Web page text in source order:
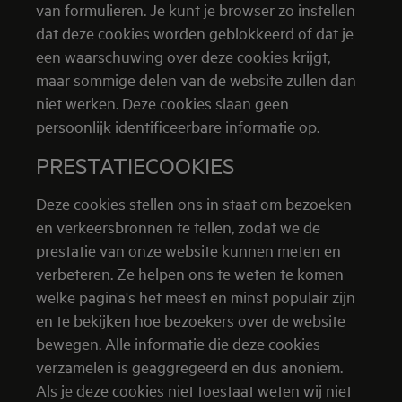
van formulieren. Je kunt je browser zo instellen
dat deze cookies worden geblokkeerd of dat je
een waarschuwing over deze cookies krijgt,
maar sommige delen van de website zullen dan
niet werken. Deze cookies slaan geen
persoonlijk identificeerbare informatie op.
PRESTATIECOOKIES
Deze cookies stellen ons in staat om bezoeken
en verkeersbronnen te tellen, zodat we de
prestatie van onze website kunnen meten en
verbeteren. Ze helpen ons te weten te komen
welke pagina's het meest en minst populair zijn
en te bekijken hoe bezoekers over de website
bewegen. Alle informatie die deze cookies
verzamelen is geaggregeerd en dus anoniem.
Als je deze cookies niet toestaat weten wij niet